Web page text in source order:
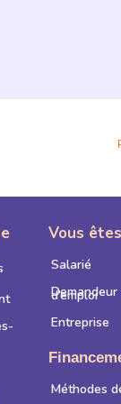
Vous êtes
Salarié
Demandeur
d’emploi
Entreprise
Méthodes